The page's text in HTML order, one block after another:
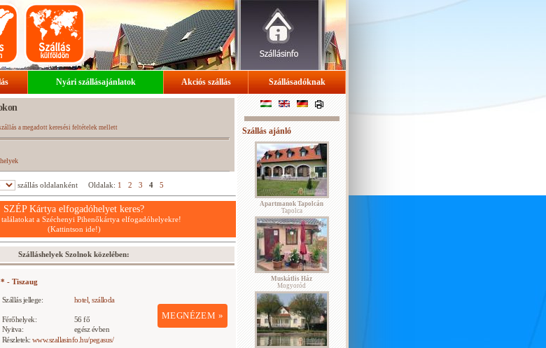
Nyári szállásajánlatok Akciós szállás Szállásadóknak
a megadott keresési feltételek mellett
szállás oldalanként Oldalak: 1 2 3 4 5
SZÉP Kártya elfogadóhelyet keres?
találatokat a Széchenyi Pihenőkártya elfogadóhelyekre!
(Kattintson ide!)
Szálláshelyek Szolnok közelében:
- Tiszaug
Szállás jellege: hotel, szálloda
MEGNÉZEM »
Férőhelyek:
56 fő
Nyitva:
egész évben
Részletek: www.szallasinfo.hu/pegasus/
Szállás ajánló
Apartmanok Tapolcán
Tapolca
Muskátlis Ház
Mogyoród